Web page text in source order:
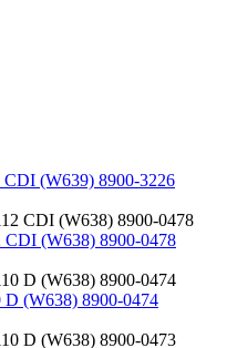
(W639) 8900-3226
(W638) 8900-0478
(W638) 8900-0474